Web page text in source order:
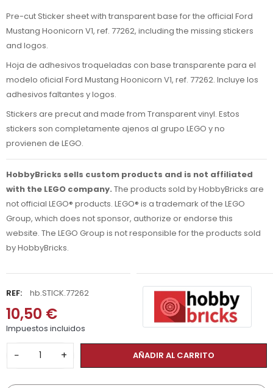
Pre-cut Sticker sheet with transparent base for the official Ford
Mustang Hoonicorn V1, ref. 77262, including the missing stickers
and logos.
Hoja de adhesivos troqueladas con base transparente para el
modelo oficial Ford Mustang Hoonicorn V1, ref. 77262. Incluye los
adhesivos faltantes y logos.
Stickers are precut and made from Transparent vinyl. Estos
stickers son completamente ajenos al grupo LEGO y no
provienen de LEGO.
HobbyBricks sells custom products and is not affiliated
with the LEGO company. The products sold by HobbyBricks are
not official LEGO® products. LEGO® is a trademark of the LEGO
Group, which does not sponsor, authorize or endorse this
website. The LEGO Group is not responsible for the products sold
by HobbyBricks.
REF: hb.STICK.77262
10,50 €
Impuestos incluidos
− + AÑADIR AL CARRITO